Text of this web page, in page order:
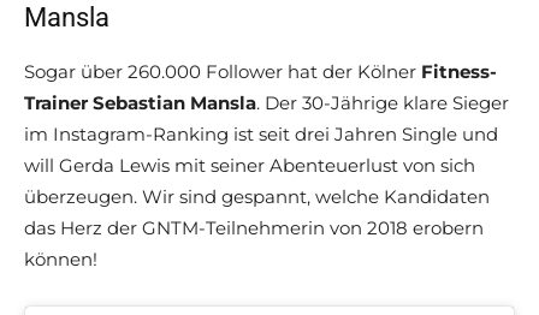
Mansla
Sogar über 260.000 Follower hat der Kölner Fitness-
Trainer Sebastian Mansla. Der 30-Jährige klare Sieger
im Instagram-Ranking ist seit drei Jahren Single und
will Gerda Lewis mit seiner Abenteuerlust von sich
überzeugen. Wir sind gespannt, welche Kandidaten
das Herz der GNTM-Teilnehmerin von 2018 erobern
können!